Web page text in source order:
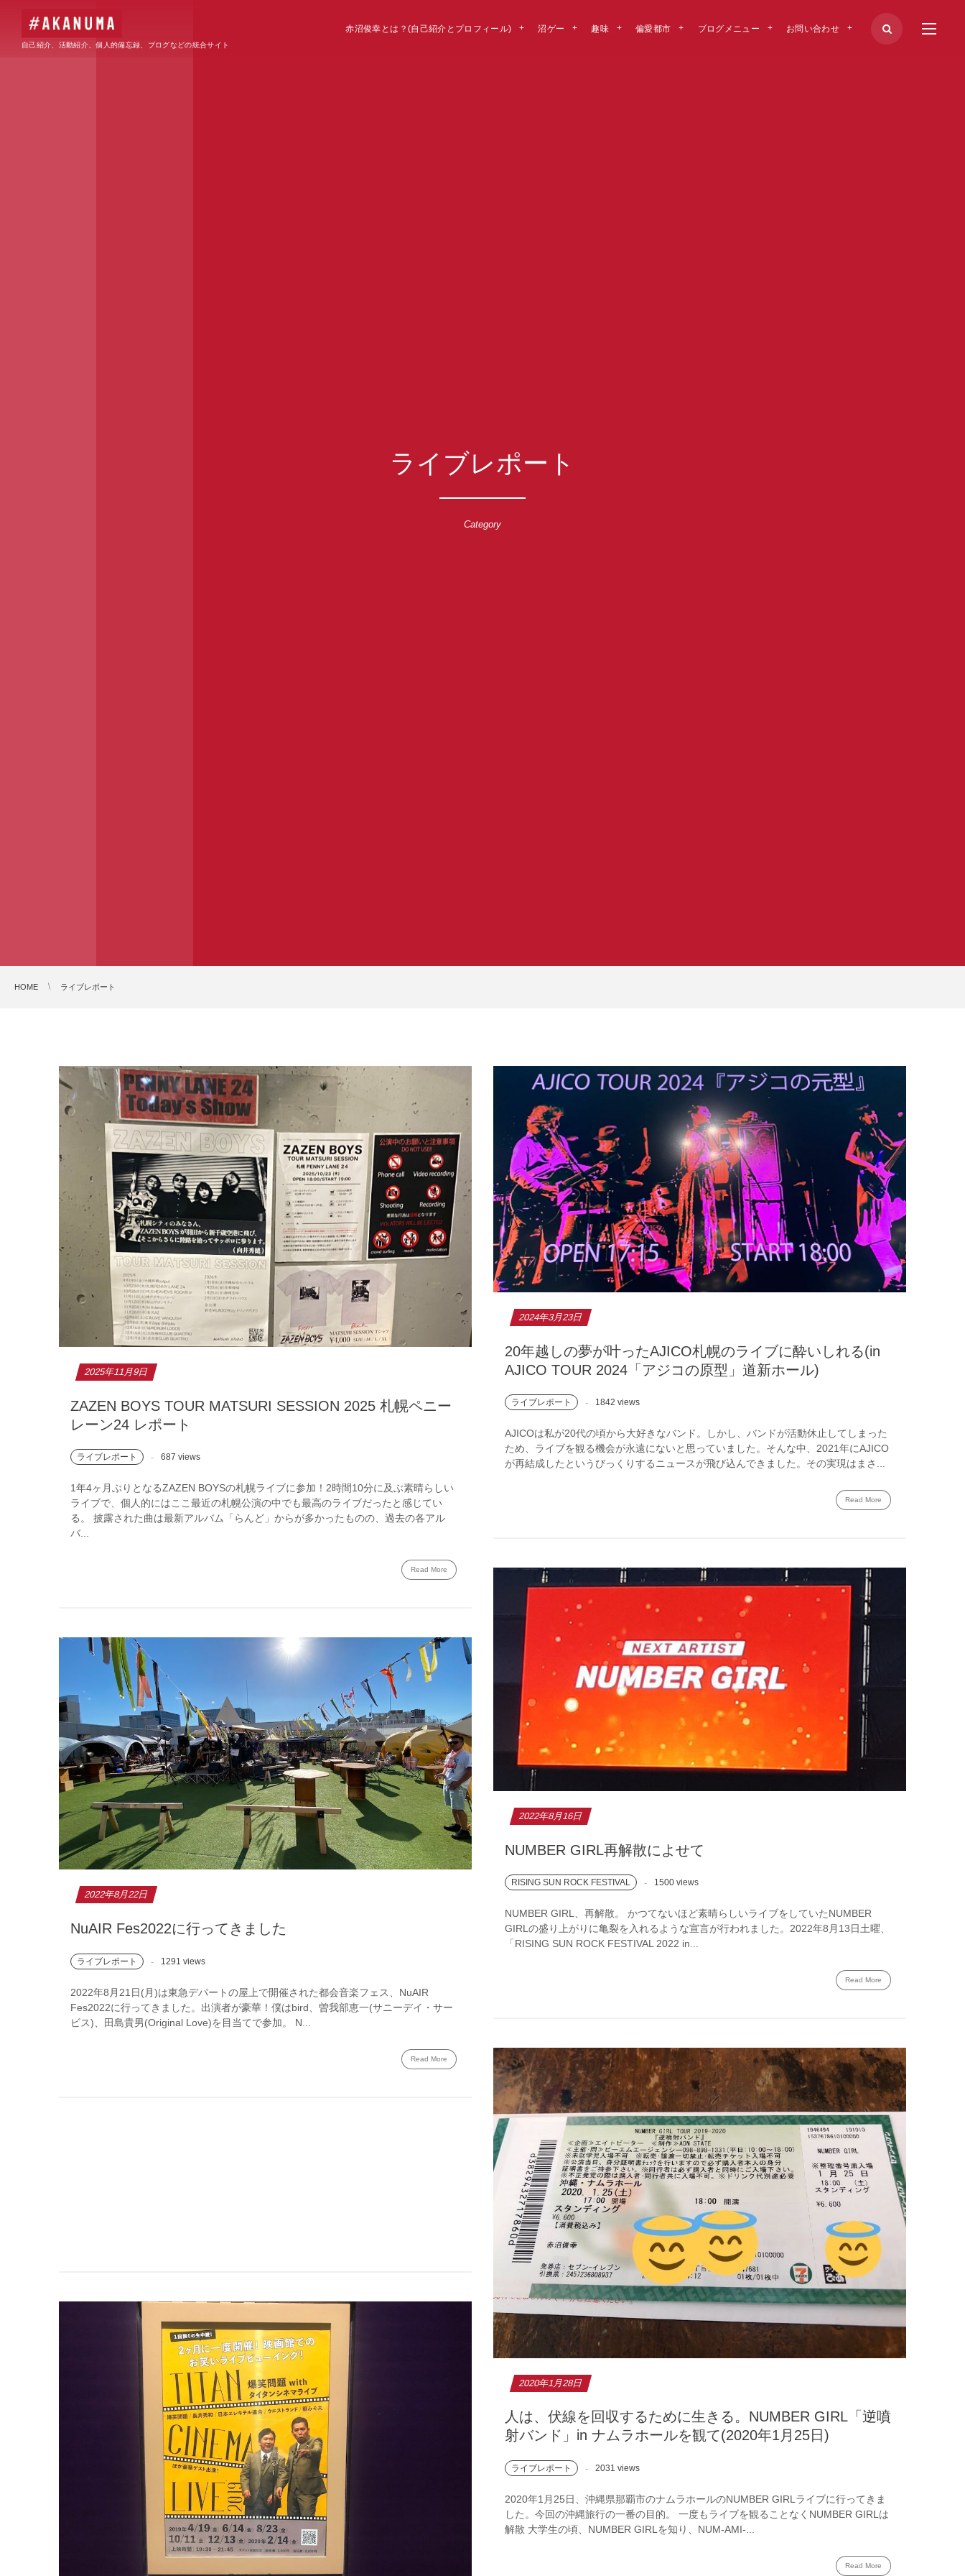
自己紹介、活動紹介、個人的備忘録、ブログなどの統合サイト
赤沼俊幸とは？(自己紹介とプロフィール) 沼ゲー 趣味 偏愛都市 ブログメニュー お問い合わせ
ライブレポート
Category
HOME ライブレポート
2025年11月9日
ZAZEN BOYS TOUR MATSURI SESSION 2025 札幌ペニー
レーン24 レポート
ライブレポート 687 views
1年4ヶ月ぶりとなるZAZEN BOYSの札幌ライブに参加！2時間10分に及ぶ素晴らしい
ライブで、個人的にはここ最近の札幌公演の中でも最高のライブだったと感じてい
る。 披露された曲は最新アルバム「らんど」からが多かったものの、過去の各アル
バ...
Read More
2024年3月23日
20年越しの夢が叶ったAJICO札幌のライブに酔いしれる(in
AJICO TOUR 2024「アジコの原型」道新ホール)
ライブレポート 1842 views
AJICOは私が20代の頃から大好きなバンド。しかし、バンドが活動休止してしまった
ため、ライブを観る機会が永遠にないと思っていました。そんな中、2021年にAJICO
が再結成したというびっくりするニュースが飛び込んできました。その実現はまさ...
Read More
2022年8月22日
NuAIR Fes2022に行ってきました
ライブレポート 1291 views
2022年8月21日(月)は東急デパートの屋上で開催された都会音楽フェス、NuAIR
Fes2022に行ってきました。出演者が豪華！僕はbird、曽我部恵一(サニーデイ・サー
ビス)、田島貴男(Original Love)を目当てで参加。 N...
Read More
2022年8月16日
NUMBER GIRL再解散によせて
RISING SUN ROCK FESTIVAL 1500 views
NUMBER GIRL、再解散。 かつてないほど素晴らしいライブをしていたNUMBER
GIRLの盛り上がりに亀裂を入れるような宣言が行われました。2022年8月13日土曜、
「RISING SUN ROCK FESTIVAL 2022 in...
Read More
2020年1月28日
人は、伏線を回収するために生きる。NUMBER GIRL「逆噴
射バンド」in ナムラホールを観て(2020年1月25日)
ライブレポート 2031 views
2020年1月25日、沖縄県那覇市のナムラホールのNUMBER GIRLライブに行ってきま
した。今回の沖縄旅行の一番の目的。 一度もライブを観ることなくNUMBER GIRLは
解散 大学生の頃、NUMBER GIRLを知り、NUM-AMI-...
Read More